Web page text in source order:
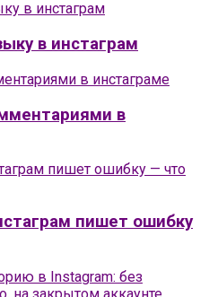
в инстаграм
в
пишет ошибку